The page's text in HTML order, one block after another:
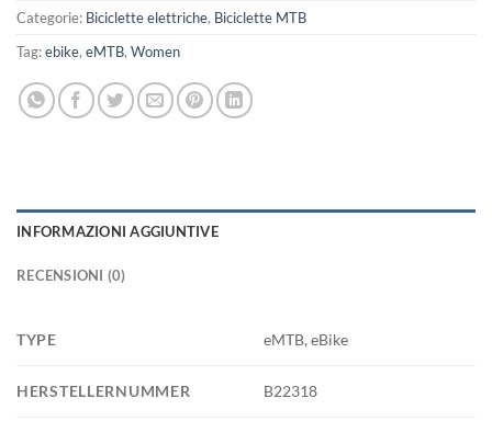
Categorie: Biciclette elettriche, Biciclette MTB
Tag:ebike, eMTB, Women
INFORMAZIONI AGGIUNTIVE
RECENSIONI (0)
TYPE eMTB, eBike
HERSTELLERNUMMER B22318